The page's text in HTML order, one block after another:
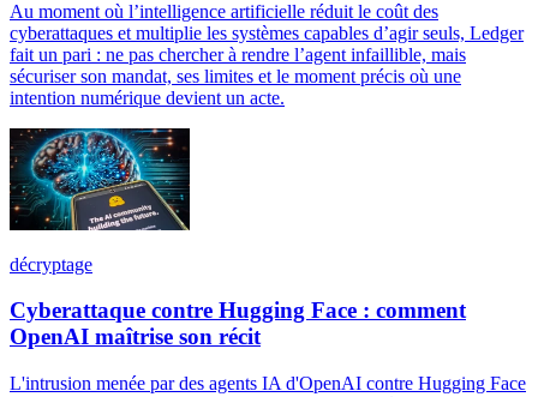
Au moment où l’intelligence artificielle réduit le coût des
cyberattaques et multiplie les systèmes capables d’agir seuls, Ledger
fait un pari : ne pas chercher à rendre l’agent infaillible, mais
sécuriser son mandat, ses limites et le moment précis où une
intention numérique devient un acte.
décryptage
Cyberattaque contre Hugging Face : comment
OpenAI maîtrise son récit
L'intrusion menée par des agents IA d'OpenAI contre Hugging Face